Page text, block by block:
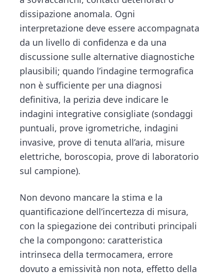
dissipazione anomala. Ogni
interpretazione deve essere accompagnata
da un livello di confidenza e da una
discussione sulle alternative diagnostiche
plausibili; quando l’indagine termografica
non è sufficiente per una diagnosi
definitiva, la perizia deve indicare le
indagini integrative consigliate (sondaggi
puntuali, prove igrometriche, indagini
invasive, prove di tenuta all’aria, misure
elettriche, boroscopia, prove di laboratorio
sul campione).
Non devono mancare la stima e la
quantificazione dell’incertezza di misura,
con la spiegazione dei contributi principali
che la compongono: caratteristica
intrinseca della termocamera, errore
dovuto a emissività non nota, effetto della